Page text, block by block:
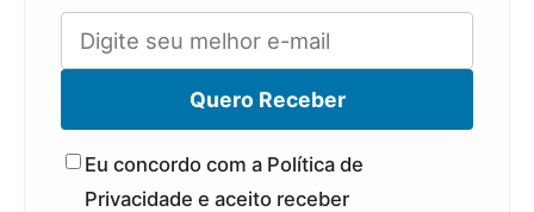
Quero Receber
Eu concordo com a Política de
Privacidade e aceito receber